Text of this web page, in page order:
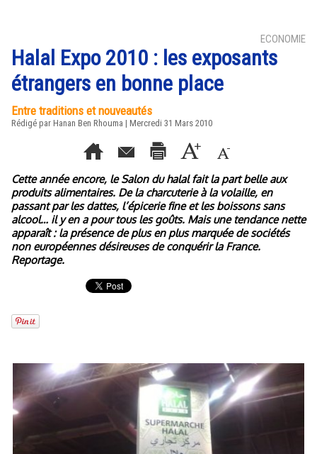
ECONOMIE
Halal Expo 2010 : les exposants
étrangers en bonne place
Entre traditions et nouveautés
Rédigé par Hanan Ben Rhouma | Mercredi 31 Mars 2010
Cette année encore, le Salon du halal fait la part belle aux
produits alimentaires. De la charcuterie à la volaille, en
passant par les dattes, l’épicerie fine et les boissons sans
alcool… il y en a pour tous les goûts. Mais une tendance nette
apparaît : la présence de plus en plus marquée de sociétés
non européennes désireuses de conquérir la France.
Reportage.